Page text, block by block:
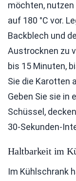
möchten, nutzen
auf 180 °C vor.
Backblech und
Austrocknen zu
bis 15 Minuten,
Sie die Karotten
Geben Sie sie in
Schüssel,
30-Sekunden-
Haltbarkeit im
Im Kühlschrank